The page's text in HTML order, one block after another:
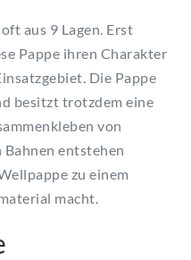
aus 9 Lagen. Erst
Pappe ihren Charakter
Die Pappe
besitzt trotzdem eine
von
entstehen
zu einem
macht.